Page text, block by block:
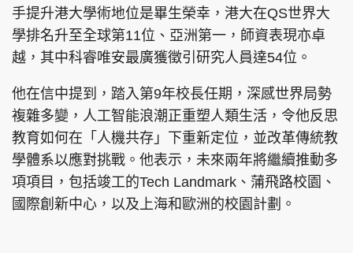
手提升港大學術地位是畢生榮幸，港大在QS世界大
學排名升至全球第11位、亞洲第一，師資表現亦卓
越，其中科睿唯安最廣獲徵引研究人員達54位。
他在信中提到，踏入第9年校長任期，深感世界局勢
複雜多變，人工智能浪潮正重塑人類生活，令他反思
教育如何在「人機共存」下重新定位，並改革傳統教
學體系以應對挑戰。他表示，未來兩年將繼續推動多
項項目，包括竣工的Tech Landmark、蒲飛路校園、
國際創新中心，以及上海和歐洲的校園計劃。